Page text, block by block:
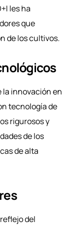
les ha
que
de los cultivos.
la innovación en
tecnología de
rigurosos y
de los
de alta
del